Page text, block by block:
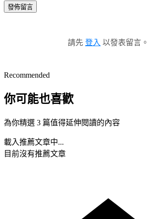
發佈留言
請先 登入 以發表留言。
Recommended
你可能也喜歡
為你精選 3 篇值得延伸閱讀的內容
載入推薦文章中...
目前沒有推薦文章